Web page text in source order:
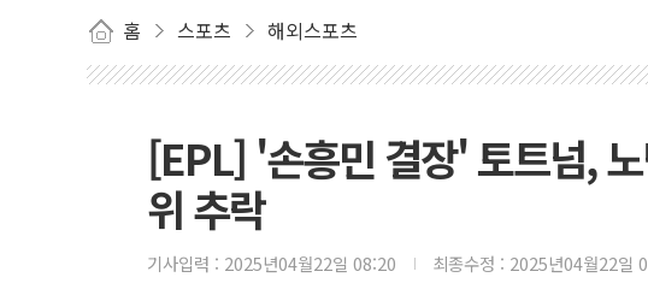
홈 스포츠 해외스포츠
[EPL] '손흥민 결장' 토트넘,
위 추락
기사입력 : 2025년04월22일 08:20 최종수정 : 2025년04월22일